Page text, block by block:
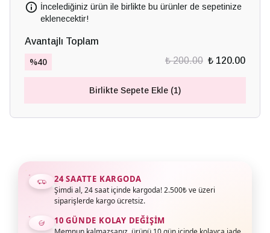
İncelediğiniz ürün ile birlikte bu ürünler de sepetinize
eklenecektir!
Avantajlı Toplam
%40 ₺ 200.00 ₺ 120.00
Birlikte Sepete Ekle (1)
24 SAATTE KARGODA
Şimdi al, 24 saat içinde kargoda! 2.500₺ ve üzeri
siparişlerde kargo ücretsiz.
10 GÜNDE KOLAY DEĞIŞIM